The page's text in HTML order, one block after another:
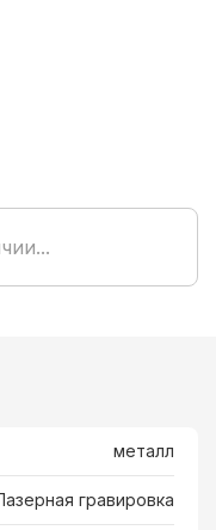
металл
гравировка